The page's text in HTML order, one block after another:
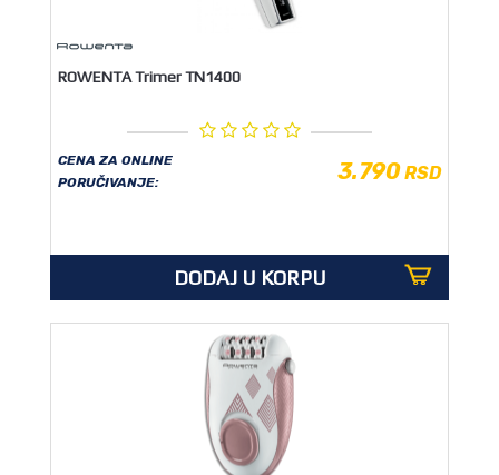
ROWENTA Trimer TN1400
CENA ZA ONLINE
PORUČIVANJE:
3.790RSD
DODAJ U KORPU